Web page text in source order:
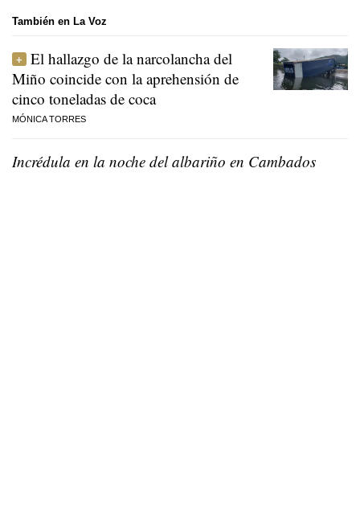
También en La Voz
El hallazgo de la narcolancha del
Miño coincide con la aprehensión de
cinco toneladas de coca
MÓNICA TORRES
Incrédula en la noche del albariño en Cambados